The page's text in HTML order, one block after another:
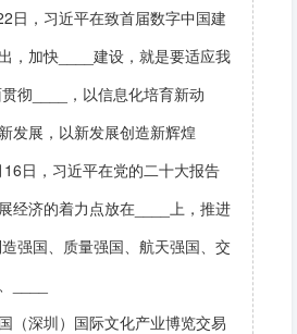
日，习近平在致首届数字中国建
，加快____建设，就是要适应我
彻____，以信息化培育新动
发展，以新发展创造新辉煌
日，习近平在党的二十大报告
经济的着力点放在____上，推进
造强国、质量强国、航天强国、交
____
（深圳）国际文化产业博览交易